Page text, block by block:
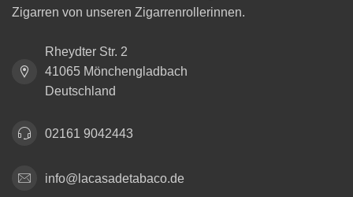
Zigarren von unseren Zigarrenrollerinnen.
Rheydter Str. 2
41065 Mönchengladbach
Deutschland
02161 9042443
info@lacasadetabaco.de